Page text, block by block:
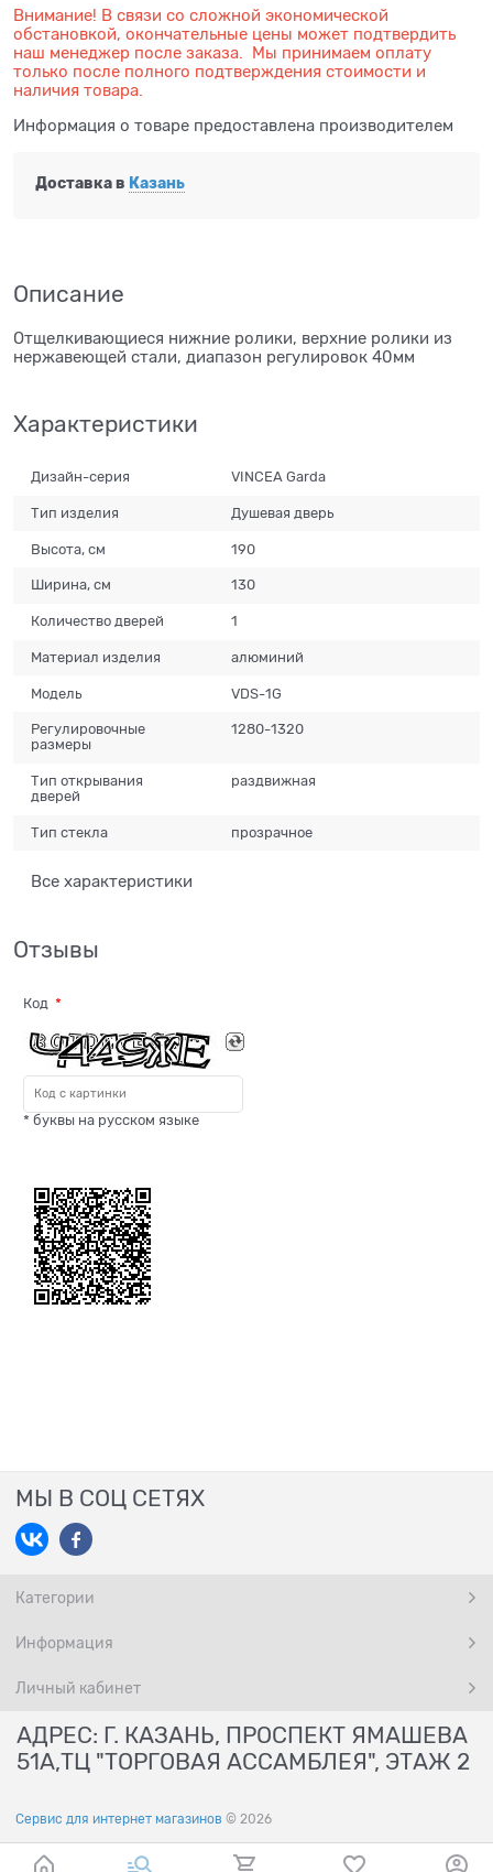
Внимание! В связи со сложной экономической
обстановкой, окончательные цены может подтвердить
наш менеджер после заказа. Мы принимаем оплату
только после полного подтверждения стоимости и
наличия товара.
Информация о товаре предоставлена производителем
Доставка в Казань
Описание
Отщелкивающиеся нижние ролики, верхние ролики из
нержавеющей стали, диапазон регулировок 40мм
Характеристики
Дизайн-серия VINCEA Garda
Тип изделия Душевая дверь
Высота, см 190
Ширина, см 130
Количество дверей 1
Материал изделия алюминий
Модель VDS-1G
Регулировочные
размеры
1280-1320
Тип открывания
дверей
раздвижная
Тип стекла прозрачное
Все характеристики
Отзывы
Код
* буквы на русском языке
МЫ В СОЦ СЕТЯХ
Категории
Информация
Личный кабинет
АДРЕС: Г. КАЗАНЬ, ПРОСПЕКТ ЯМАШЕВА
51А,ТЦ "ТОРГОВАЯ АССАМБЛЕЯ", ЭТАЖ 2
Сервис для интернет магазинов © 2026